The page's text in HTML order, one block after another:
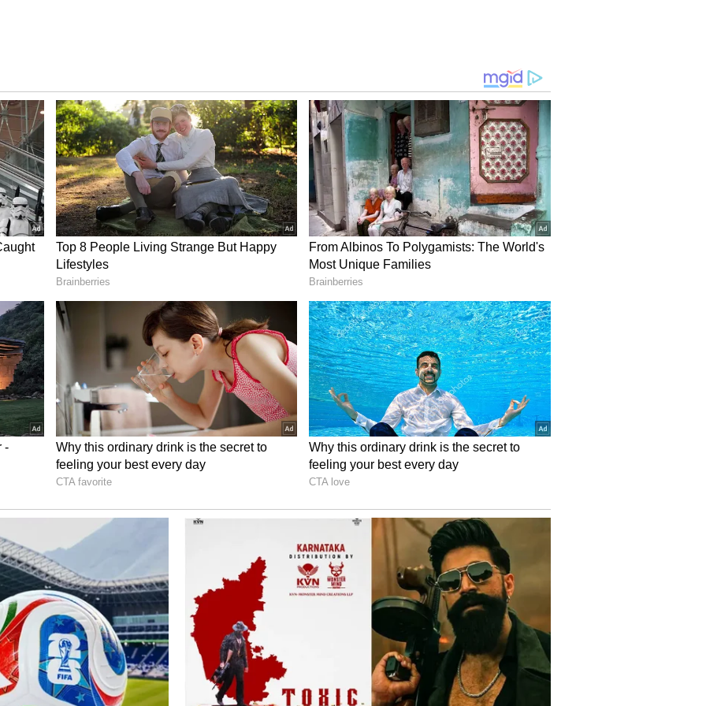
ಎಂಬ ಡೌಟ್‌ ಬಂತು. ಆಮೇಲೆ ಸಂಸ್ಥೆಯಲ್ಲಿ ಒಂದು ಆಂಟಿ
ಬೇಕಾದ ಖರ್ಚೆಲ್ಲವನ್ನು ನಾನೇ ನೋಡಿಕೊಂಡೆ.
ಮಾಡಲಾಯ್ತು. ಸಿಕ್ಕಾಪಟ್ಟೆ ಆಕ್ಟಿವ್‌ ಆಗಿದ್ದ ಅವಳು
ಯಾರ ದೃಷ್ಟಿ ಬಿತ್ತೋ ಏನೋ ಆ ಮಗುವಿಗೆ ಅನಾರೋಗ್ಯ
ಮುನ್ನ ಆ ಮಗು ತೀರಿಕೊಂಡಿತು” ಎಂದು ಕೀರ್ತಿ ಭಟ್‌